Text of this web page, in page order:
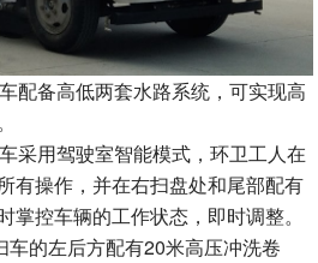
配备高低两套水路系统，可实现高
采用驾驶室智能模式，环卫工人在
有操作，并在右扫盘处和尾部配有
掌控车辆的工作状态，即时调整。
的左后方配有20米高压冲洗卷